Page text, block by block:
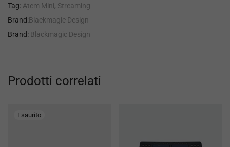
Tag: Atem Mini, Streaming
Brand:Blackmagic Design
Brand: Blackmagic Design
Prodotti correlati